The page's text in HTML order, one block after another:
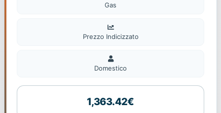
Gas
Prezzo Indicizzato
Domestico
Domestico
1,363.42€